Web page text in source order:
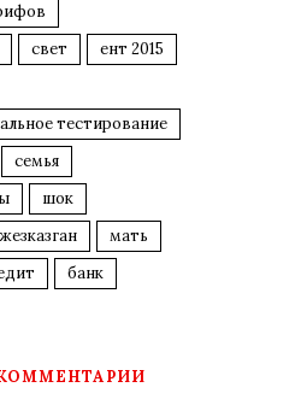
свет
ент 2015
тестирование
семья
шок
жезказган
мать
банк